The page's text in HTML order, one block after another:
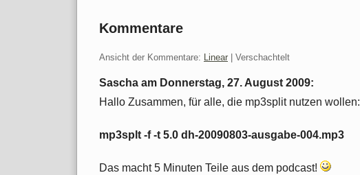
Kommentare
Ansicht der Kommentare: Linear | Verschachtelt
Sascha am Donnerstag, 27. August 2009:
Hallo Zusammen, für alle, die mp3split nutzen wollen:
mp3splt -f -t 5.0 dh-20090803-ausgabe-004.mp3
Das macht 5 Minuten Teile aus dem podcast!